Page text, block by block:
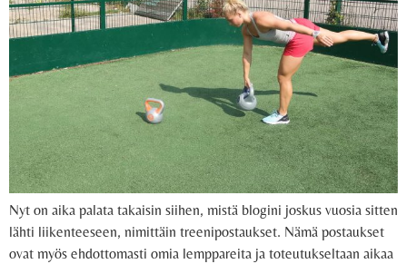
Nyt on aika palata takaisin siihen, mistä blogini joskus vuosia sitten
lähti liikenteeseen, nimittäin treenipostaukset. Nämä postaukset
ovat myös ehdottomasti omia lemppareita ja toteutukseltaan aikaa